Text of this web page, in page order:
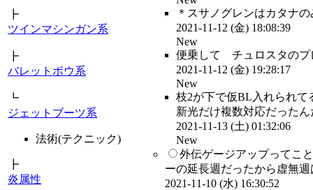
┣
ツインマシンガン系
┣
バレットボウ系
┗
ジェットブーツ系
法術(テクニック)
┣
炎属性
＊スサノグレンはカタナ
2021-11-12 (金) 18:08:39
New
便乗して チュロスタのプ
2021-11-12 (金) 19:28:17
New
枝2が下で仮BL入れられ
新光だけ複数対応だった
2021-11-13 (土) 01:32:06
New
外伝ゲージアップってこ
ーの延長週だったから虚無
2021-11-10 (水) 16:30:52